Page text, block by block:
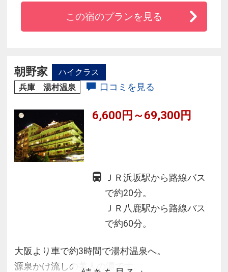
み下さい。
また、地元の味の楽しみは旅の醍醐味。但馬の
心地よき湯、心地よき味、心地よきおもてな
し。鄙にたたずむ雅の世界には優しい時間がゆ
この宿のプランを見る
朝野家
ハイクラス
兵庫 湯村温泉
口コミを見る
6,600円～69,300円
ＪＲ浜坂駅から路線バス
で約20分。
ＪＲ八鹿駅から路線バス
で約60分。
大阪より車で約3時間で湯村温泉へ。
源泉かけ流しの美人の湯です。